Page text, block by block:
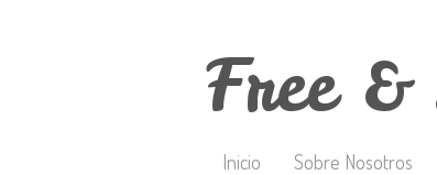
Free &
Inicio Sobre Nosotros